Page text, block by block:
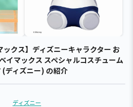
ックス】ディズニーキャラクター お
イマックス スペシャルコスチューム
ディズニー) の紹介
ディズニー